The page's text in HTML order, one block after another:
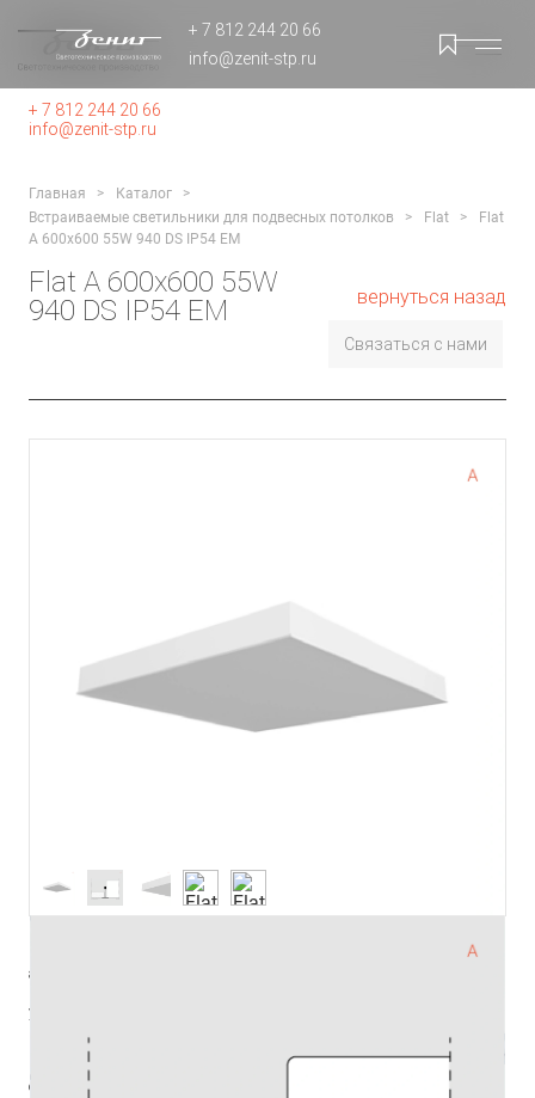
+ 7 812 244 20 66
info@zenit-stp.ru
+ 7 812 244 20 66
info@zenit-stp.ru
Главная
Каталог
Встраиваемые светильники для подвесных потолков
Flat
Flat
A 600x600 55W 940 DS IP54 EM
Flat A 600x600 55W
940 DS IP54 EM
Связаться с нами
вернуться назад
артикул
управление
Pmax (Вт)
Ф (лм)